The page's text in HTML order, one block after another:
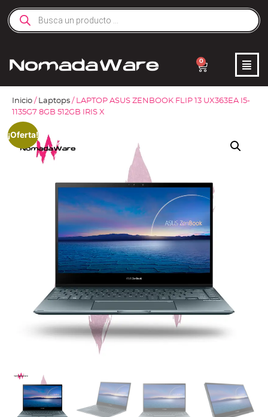
0
Inicio / Laptops / LAPTOP ASUS ZENBOOK FLIP 13 UX363EA I5-
1135G7 8GB 512GB IRIS X
¡Oferta!